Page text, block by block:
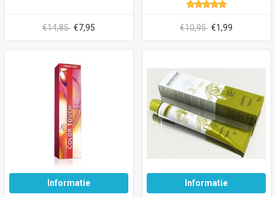
€14,85 €7,95 €10,95 €1,99
Informatie
Informatie